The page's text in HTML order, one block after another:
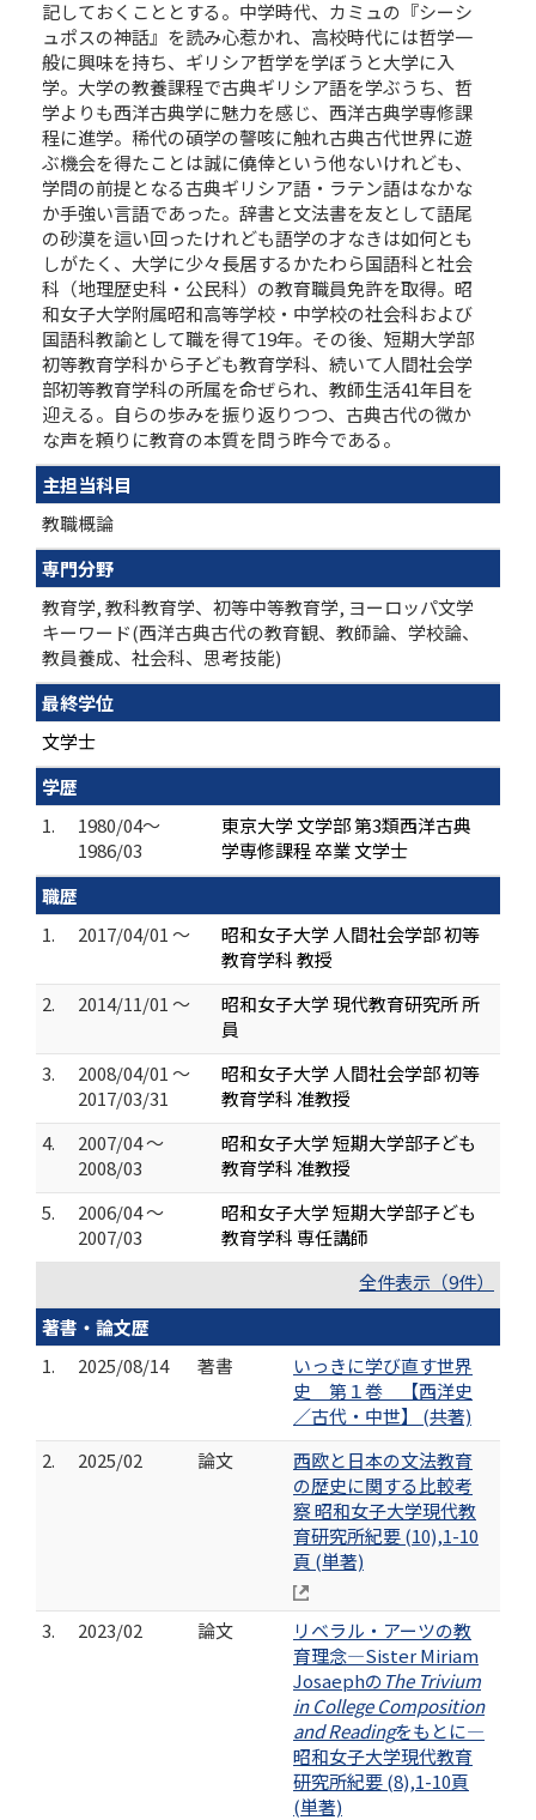
記しておくこととする。中学時代、カミュの『シーシ
ュポスの神話』を読み心惹かれ、高校時代には哲学一
般に興味を持ち、ギリシア哲学を学ぼうと大学に入
学。大学の教養課程で古典ギリシア語を学ぶうち、哲
学よりも西洋古典学に魅力を感じ、西洋古典学専修課
程に進学。稀代の碩学の謦咳に触れ古典古代世界に遊
ぶ機会を得たことは誠に僥倖という他ないけれども、
学問の前提となる古典ギリシア語・ラテン語はなかな
か手強い言語であった。辞書と文法書を友として語尾
の砂漠を這い回ったけれども語学の才なきは如何とも
しがたく、大学に少々長居するかたわら国語科と社会
科（地理歴史科・公民科）の教育職員免許を取得。昭
和女子大学附属昭和高等学校・中学校の社会科および
国語科教諭として職を得て19年。その後、短期大学部
初等教育学科から子ども教育学科、続いて人間社会学
部初等教育学科の所属を命ぜられ、教師生活41年目を
迎える。自らの歩みを振り返りつつ、古典古代の微か
な声を頼りに教育の本質を問う昨今である。
主担当科目
教職概論
専門分野
教育学, 教科教育学、初等中等教育学, ヨーロッパ文学
キーワード(西洋古典古代の教育観、教師論、学校論、
教員養成、社会科、思考技能)
最終学位
文学士
学歴
1.
1980/04～
1986/03
東京大学 文学部 第3類西洋古典
学専修課程 卒業 文学士
職歴
1.
2017/04/01 ～
昭和女子大学 人間社会学部 初等
教育学科 教授
2.
2014/11/01 ～
昭和女子大学 現代教育研究所 所
員
3.
2008/04/01 ～
2017/03/31
昭和女子大学 人間社会学部 初等
教育学科 准教授
4.
2007/04 ～
2008/03
昭和女子大学 短期大学部子ども
教育学科 准教授
5.
2006/04 ～
2007/03
昭和女子大学 短期大学部子ども
教育学科 専任講師
全件表示（9件）
著書・論文歴
1.
2025/08/14 著書
いっきに学び直す世界
史 第１巻 【西洋史
／古代・中世】 (共著)
2.
2025/02 論文
西欧と日本の文法教育
の歴史に関する比較考
察 昭和女子大学現代教
育研究所紀要 (10),1-10
頁 (単著)
3. 2023/02 論文
リベラル・アーツの教
育理念―Sister Miriam
JosaephのThe Trivium
in College Composition
and Readingをもとに―
昭和女子大学現代教育
研究所紀要 (8),1-10頁
(単著)